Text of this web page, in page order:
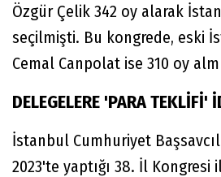
Özgür Çelik 342 oy alarak
seçilmişti. Bu kongrede, eski
Cemal Canpolat ise 310 oy
DELEGELERE 'PARA TEKLİFİ'
İstanbul Cumhuriyet
2023'te yaptığı 38. İl